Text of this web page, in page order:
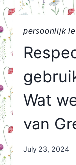
persoonlijk
Wat
van
By
July 23, 2024